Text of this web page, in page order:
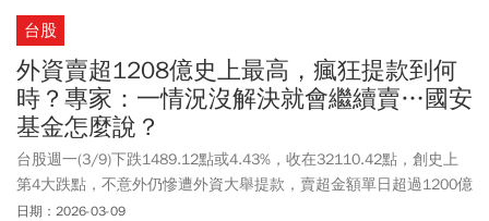
台股
外資賣超1208億史上最高，瘋狂提款到何
時？專家：一情況沒解決就會繼續賣…國安
基金怎麼說？
台股週一(3/9)下跌1489.12點或4.43%，收在32110.42點，創史上
第4大跌點，不意外仍慘遭外資大舉提款，賣超金額單日超過1200億
元，創下史上最大紀錄，引發市場高度關注。究竟外資為何瘋狂撤
日期：2026-03-09